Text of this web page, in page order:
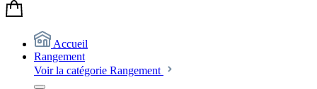
Accueil
Rangement
Voir la catégorie Rangement